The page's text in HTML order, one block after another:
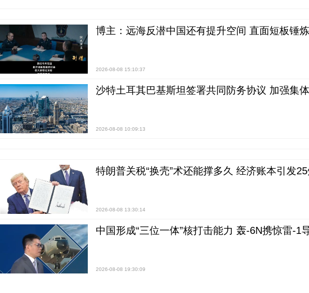
博主：远海反潜中国还有提升空间 直面短板锤
2026-08-08 15:10:37
沙特土耳其巴基斯坦签署共同防务协议 加强集
2026-08-08 10:09:13
特朗普关税“换壳”术还能撑多久 经济账本引发
2026-08-08 13:30:14
中国形成“三位一体”核打击能力 轰-6N携惊雷-1
2026-08-08 19:30:09